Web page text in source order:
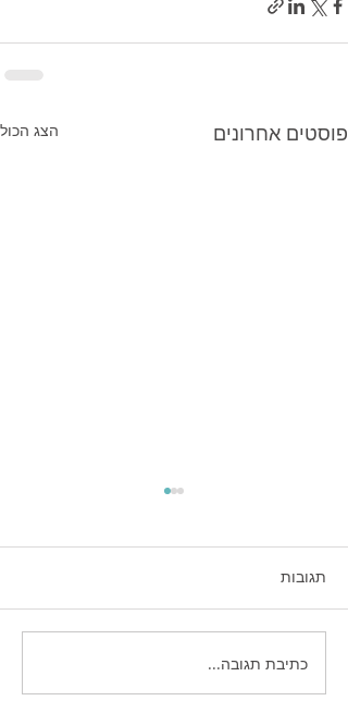
פוסטים אחרונים הצג הכול
אסטרטגיות חכמות לשיווק
לעסקים קטנים
תגובות
כתיבת תגובה...